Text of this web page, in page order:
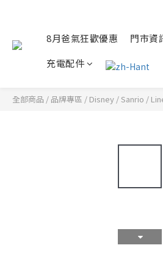
8月爸氣狂歡優惠 門市資
充電配件
全部商品 / 品牌專區 / Disney / Sanrio /